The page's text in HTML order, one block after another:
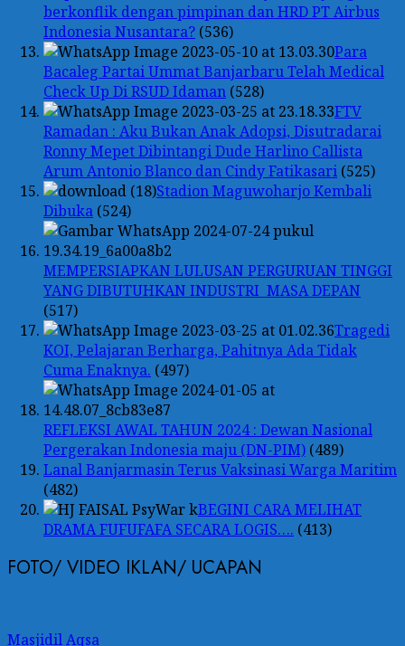
berkonflik dengan pimpinan dan HRD PT Airbus
Indonesia Nusantara? (536)
Para
Bacaleg Partai Ummat Banjarbaru Telah Medical
Check Up Di RSUD Idaman (528)
FTV
Ramadan : Aku Bukan Anak Adopsi, Disutradarai
Ronny Mepet Dibintangi Dude Harlino Callista
Arum Antonio Blanco dan Cindy Fatikasari (525)
Stadion Maguwoharjo Kembali
Dibuka (524)
MEMPERSIAPKAN LULUSAN PERGURUAN TINGGI
YANG DIBUTUHKAN INDUSTRI MASA DEPAN
(517)
Tragedi
KOI, Pelajaran Berharga, Pahitnya Ada Tidak
Cuma Enaknya. (497)
REFLEKSI AWAL TAHUN 2024 : Dewan Nasional
Pergerakan Indonesia maju (DN-PIM) (489)
Lanal Banjarmasin Terus Vaksinasi Warga Maritim
(482)
BEGINI CARA MELIHAT
DRAMA FUFUFAFA SECARA LOGIS…. (413)
FOTO/ VIDEO IKLAN/ UCAPAN
Masjidil Aqsa